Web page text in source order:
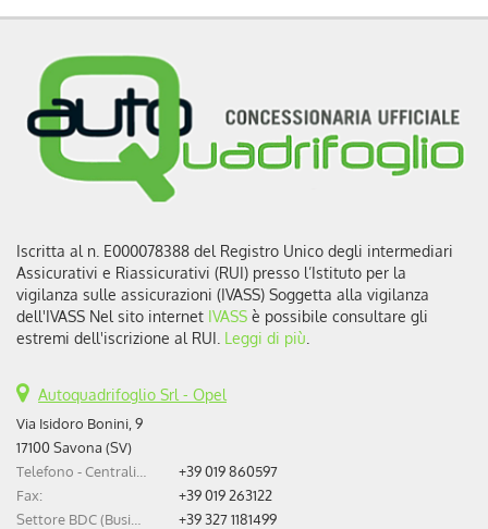
Iscritta al n. E000078388 del Registro Unico degli intermediari
Assicurativi e Riassicurativi (RUI) presso l’Istituto per la
vigilanza sulle assicurazioni (IVASS) Soggetta alla vigilanza
dell'IVASS Nel sito internet IVASS è possibile consultare gli
estremi dell'iscrizione al RUI. Leggi di più
Autoquadrifoglio Srl - Opel
Via Isidoro Bonini, 9
17100 Savona (SV)
+39 019 860597
Fax:
+39 019 263122
+39 327 1181499